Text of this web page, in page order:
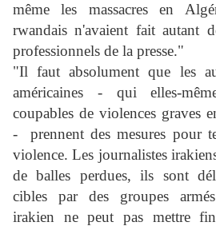
même les massacres en
rwandais n'avaient fait autant
professionnels de la presse."
"Il faut absolument que les
américaines - qui elles-
coupables de violences graves
-
prennent des mesures pour
violence. Les journalistes
de balles perdues, ils sont
cibles par des groupes
irakien ne peut pas mettre